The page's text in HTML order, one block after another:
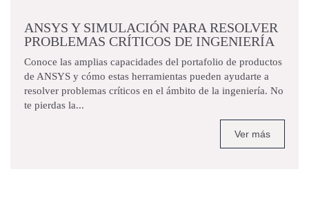
ANSYS Y SIMULACIÓN PARA RESOLVER
PROBLEMAS CRÍTICOS DE INGENIERÍA
Conoce las amplias capacidades del portafolio de productos
de ANSYS y cómo estas herramientas pueden ayudarte a
resolver problemas críticos en el ámbito de la ingeniería. No
te pierdas la...
Ver más